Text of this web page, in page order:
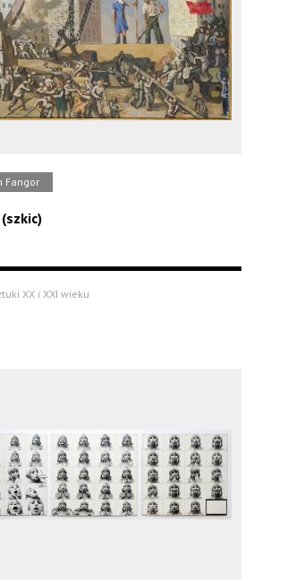
Fangor
XX i XXI wieku